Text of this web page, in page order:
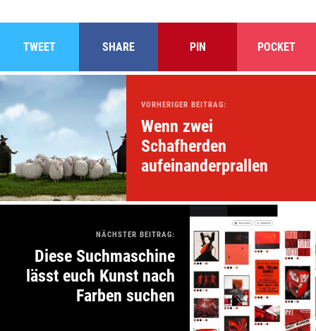
TWEET SHARE PIN POCKET
VORHERIGER BEITRAG:
Wenn zwei
Schafherden
aufeinanderprallen
NÄCHSTER BEITRAG:
Diese Suchmaschine
lässt euch Kunst nach
Farben suchen